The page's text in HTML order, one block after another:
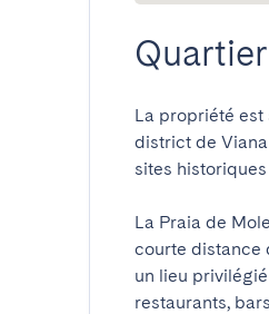
Quartier
La propriété est
district de
sites
La Praia de
courte distance
un lieu
restaurants,